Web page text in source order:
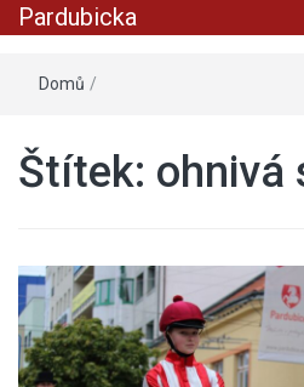
Pardubicka
Domů /
Štítek: ohnivá